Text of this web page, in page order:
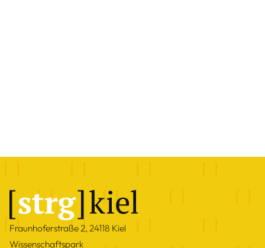
Fraunhoferstraße 2, 24118 Kiel
Wissenschaftspark